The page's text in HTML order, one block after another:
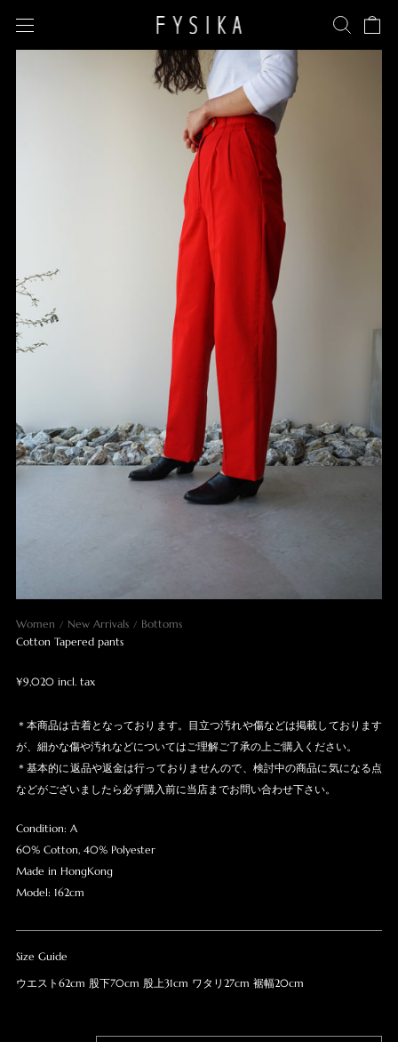
Women New Arrivals
Bottoms
Cotton Tapered pants
¥9,020 incl. tax
＊本商品は古着となっております。目立つ汚れや傷などは掲載しております
が、細かな傷や汚れなどについてはご理解ご了承の上ご購入ください。
＊基本的に返品や返金は行っておりませんので、検討中の商品に気になる点
などがございましたら必ず購入前に当店までお問い合わせ下さい。
Condition: A
60% Cotton, 40% Polyester
Made in HongKong
Model: 162cm
Size Guide
ウエスト62cm 股下70cm 股上31cm ワタリ27cm 裾幅20cm